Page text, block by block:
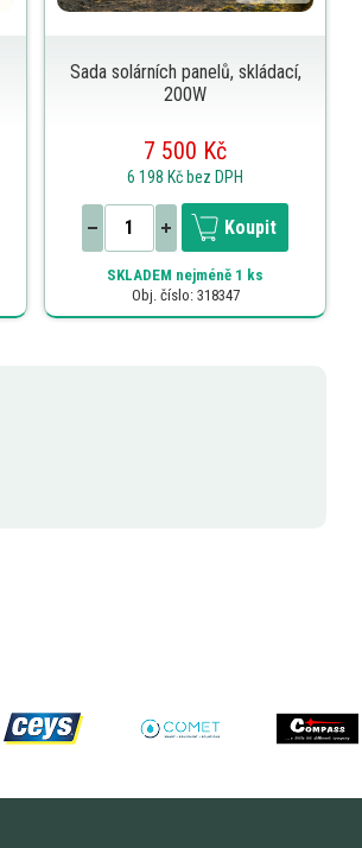
Sada solárních panelů, skládací,
200W
7 500 Kč
6 198 Kč bez DPH
Koupit
SKLADEM nejméně 1 ks
Obj. číslo: 318347